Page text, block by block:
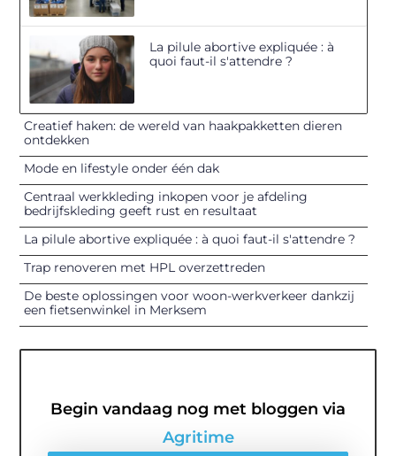
La pilule abortive expliquée : à
quoi faut-il s'attendre ?
Creatief haken: de wereld van haakpakketten dieren
ontdekken
Mode en lifestyle onder één dak
Centraal werkkleding inkopen voor je afdeling
bedrijfskleding geeft rust en resultaat
La pilule abortive expliquée : à quoi faut-il s'attendre ?
Trap renoveren met HPL overzettreden
De beste oplossingen voor woon-werkverkeer dankzij
een fietsenwinkel in Merksem
Begin vandaag nog met bloggen via
Agritime